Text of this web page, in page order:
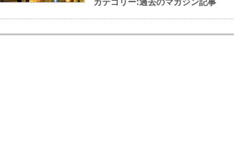
カテゴリー:過去のマガジン記事